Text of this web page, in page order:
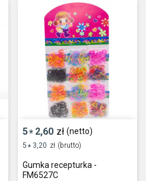
5* 2,60 zł (netto)
5 * 3,20 zł (brutto)
Gumka recepturka -
FM6527C